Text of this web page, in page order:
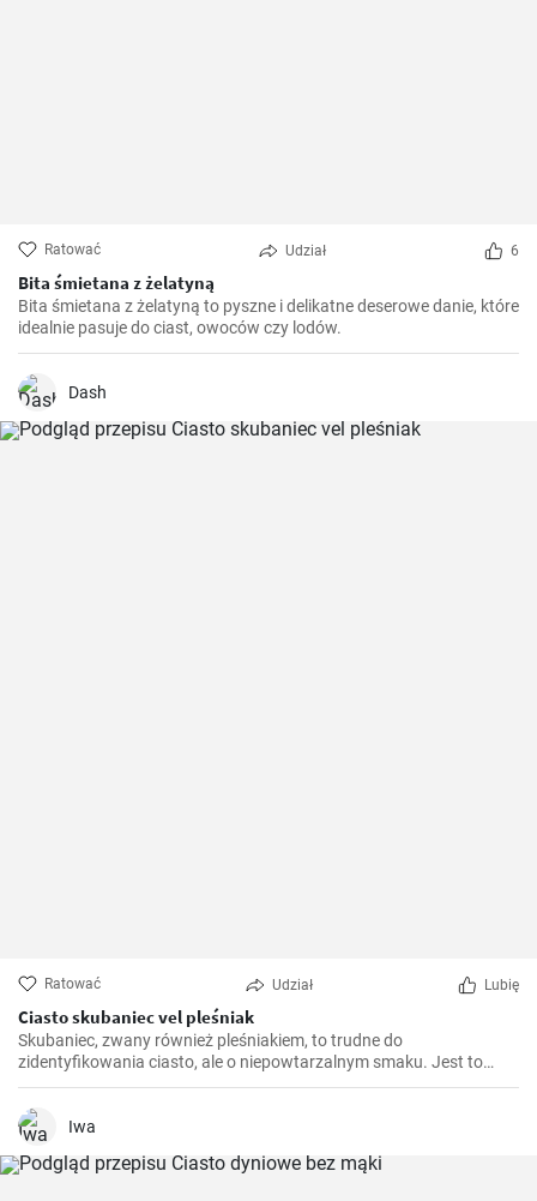
Ratować Udział 6
Bita śmietana z żelatyną
Bita śmietana z żelatyną to pyszne i delikatne deserowe danie, które
idealnie pasuje do ciast, owoców czy lodów.
Dash
Ratować Udział Lubię
Ciasto skubaniec vel pleśniak
Skubaniec, zwany również pleśniakiem, to trudne do
zidentyfikowania ciasto, ale o niepowtarzalnym smaku. Jest to
tradycyjne, domowe ciasto drożdżowe, które w swojej formie
przypomina skubane drożdże. Wyjątkowo smaczne, miękkie i
puszyste, idealne na każdą okazję.
Iwa